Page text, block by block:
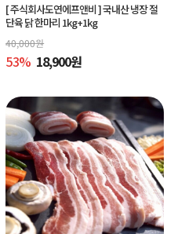
[ 주식회사도연에프앤비 ]국내산 냉장 절
단육 닭 한마리 1kg+1kg
40,000원
53% 18,900원